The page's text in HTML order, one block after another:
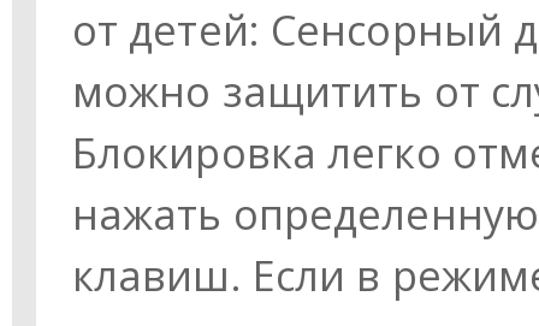
от детей: Сенсорный
можно защитить от
Блокировка легко
нажать
клавиш. Если в